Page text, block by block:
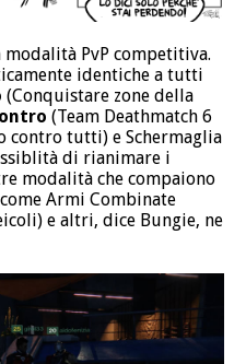
PvP competitiva.
identiche a tutti
(Conquistare zone della
(Team Deathmatch 6
contro tutti) e Schermaglia
di rianimare i
modalità che compaiono
Armi Combinate
e altri, dice Bungie, ne